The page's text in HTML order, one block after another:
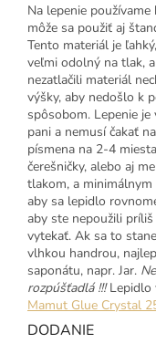
Na lepenie
môže sa použiť aj
Tento materiál je
veľmi odolný na tlak,
nezatlačili materiál
výšky, aby nedošlo k
spôsobom. Lepenie
pani a nemusí čakať
písmena na 2-4
čerešničky, alebo aj
tlakom, a
aby sa lepidlo
aby ste nepoužili
vytekať. Ak sa to
vlhkou handrou,
saponátu, napr. Jar.
rozpúšťadlá !!!Lepidlo
Mamut Glue Crystal
DODANIE